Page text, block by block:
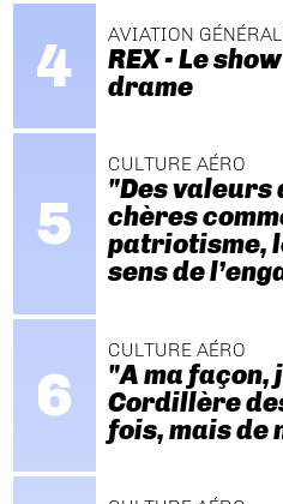
AVIATION
REX - Le
drame
CULTURE AÉRO
"Des valeurs
chères
patriotisme,
sens de
CULTURE AÉRO
"A ma façon,
Cordillère
fois, mais de